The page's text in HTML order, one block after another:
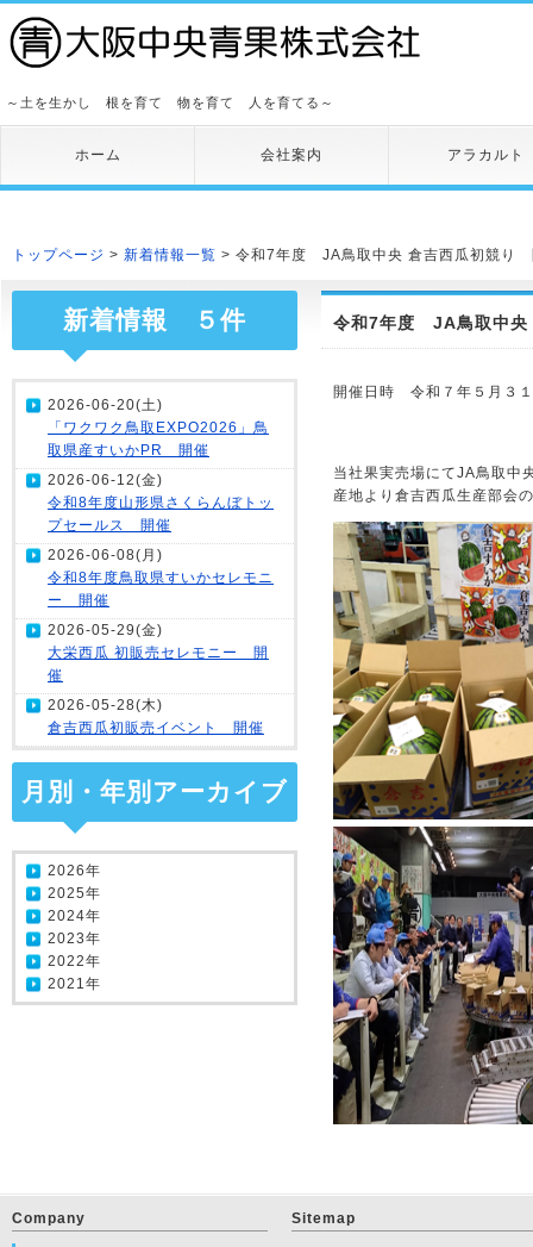
～土を生かし 根を育て 物を育て 人を育てる～
ホーム 会社案内 アラカルト
トップページ > 新着情報一覧 > 令和7年度 JA鳥取中央 倉吉西瓜初競り
令和7年度 JA鳥取中
開催日時 令和７年５月３
当社果実売場にてJA鳥取中
産地より倉吉西瓜生産部会
新着情報 ５件
2026-06-20(土)
「ワクワク鳥取EXPO2026」鳥
取県産すいかPR 開催
2026-06-12(金)
令和8年度山形県さくらんぼトッ
プセールス 開催
2026-06-08(月)
令和8年度鳥取県すいかセレモニ
ー 開催
2026-05-29(金)
大栄西瓜 初販売セレモニー 開
催
2026-05-28(木)
倉吉西瓜初販売イベント 開催
月別・年別アーカイブ
2026年
2025年
2024年
2023年
2022年
2021年
Sitemap
Company